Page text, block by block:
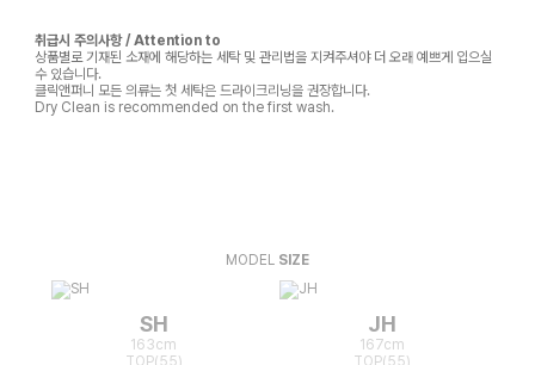
취급시 주의사항 / Attention to
상품별로 기재된 소재에 해당하는 세탁 및 관리법을 지켜주셔야 더 오래 예쁘게 입으실
수 있습니다.
클릭앤퍼니 모든 의류는 첫 세탁은 드라이크리닝을 권장합니다.
Dry Clean is recommended on the first wash.
MODEL SIZE
SH
163cm
TOP(55)
JH
167cm
TOP(55)